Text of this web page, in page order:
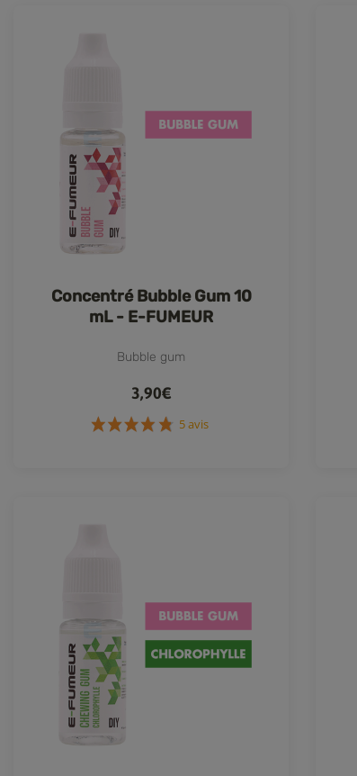
Concentré Bubble Gum 10
mL - E-FUMEUR
Bubble gum
3,90€